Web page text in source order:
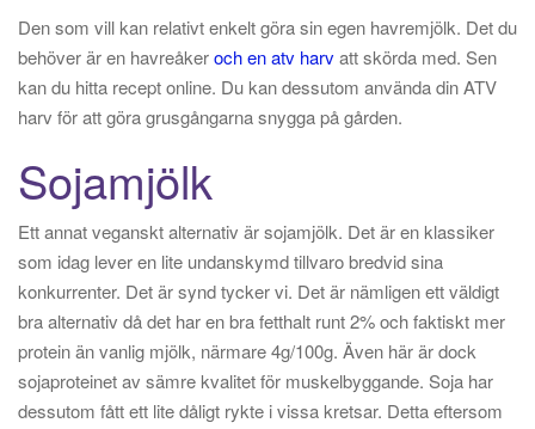
Den som vill kan relativt enkelt göra sin egen havremjölk. Det du
behöver är en havreåkeroch en atv harvatt skörda med. Sen
kan du hitta recept online. Du kan dessutom använda din ATV
harv för att göra grusgångarna snygga på gården.
Sojamjölk
Ett annat veganskt alternativ är sojamjölk. Det är en klassiker
som idag lever en lite undanskymd tillvaro bredvid sina
konkurrenter. Det är synd tycker vi. Det är nämligen ett väldigt
bra alternativ då det har en bra fetthalt runt 2% och faktiskt mer
protein än vanlig mjölk, närmare 4g/100g. Även här är dock
sojaproteinet av sämre kvalitet för muskelbyggande. Soja har
dessutom fått ett lite dåligt rykte i vissa kretsar. Detta eftersom